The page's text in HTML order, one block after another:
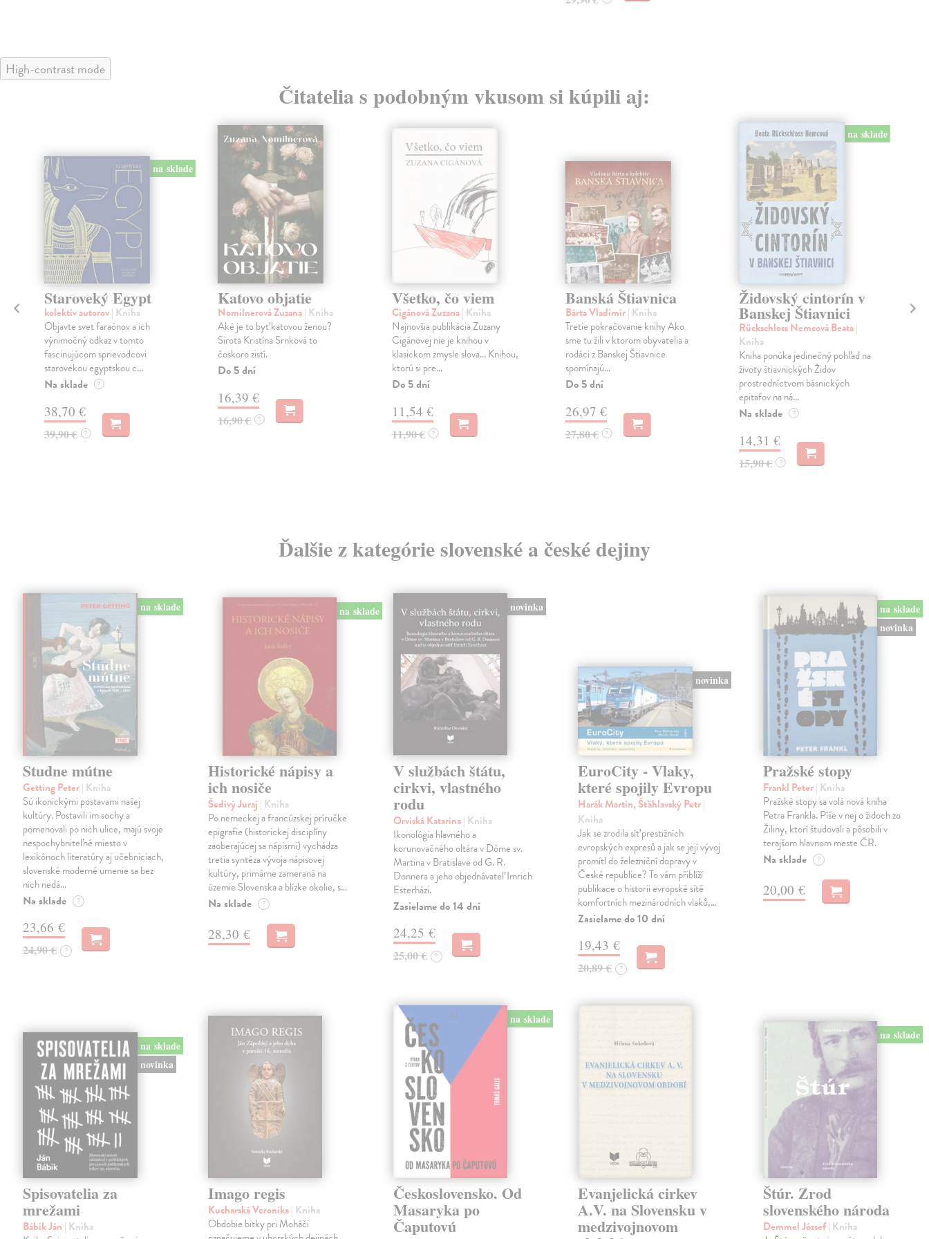
High-contrast mode
Čitatelia s podobným vkusom si kúpili aj:
na sklade
Staroveký Egypt
kolektív autorov| Kniha
Objavte svet faraónov a ich
výnimočný odkaz v tomto
fascinujúcom sprievodcovi
starovekou egyptskou c...
Na sklade ?
38,70 €
39,90 € ?
Katovo objatie
Nomilnerová Zuzana| Kniha
Aké je to byť katovou ženou?
Sirota Kristína Srnková to
čoskoro zistí.
Do 5 dní
16,39 €
16,90 € ?
Všetko, čo viem
Cigánová Zuzana| Kniha
Najnovšia publikácia Zuzany
Cigánovej nie je knihou v
klasickom zmysle slova... Knihou,
ktorú si pre...
Do 5 dní
11,54 €
11,90 € ?
Banská Štiavnica
Bárta Vladimír| Kniha
Tretie pokračovanie knihy Ako
sme tu žili v ktorom obyvatelia a
rodáci z Banskej Štiavnice
spomínajú...
Do 5 dní
26,97 €
27,80 € ?
na sklade
Židovský cintorín v
Banskej Štiavnici
Rückschloss Nemcová Beata|
Kniha
Kniha ponúka jedinečný pohľad na
životy štiavnických Židov
prostredníctvom básnických
epitafov na ná...
Na sklade ?
14,31 €
15,90 € ?
v
Ďalšie z kategórie slovenské a české dejiny
na sklade
Studne mútne
Getting Peter| Kniha
Sú ikonickými postavami našej
kultúry. Postavili im sochy a
pomenovali po nich ulice, majú svoje
nespochybniteľné miesto v
lexikónoch literatúry aj učebniciach,
slovenské moderné umenie sa bez
nich nedá…
Na sklade ?
23,66 €
24,90 € ?
na sklade
Historické nápisy a
ich nosiče
Šedivý Juraj | Kniha
Po nemeckej a francúzskej príručke
epigrafie (historickej disciplíny
zaoberajúcej sa nápismi) vychádza
tretia syntéza vývoja nápisovej
kultúry, primárne zameraná na
územie Slovenska a blízke okolie, s…
Na sklade ?
28,30 €
novinka
V službách štátu,
cirkvi, vlastného
rodu
Orviská Katarína| Kniha
Ikonológia hlavného a
korunovačného oltára v Dóme sv.
Martina v Bratislave od G. R.
Donnera a jeho objednávateľ Imrich
Esterházi.
Zasielame do 14 dní
24,25 €
25,00 € ?
novinka
EuroCity - Vlaky,
které spojily Evropu
Harák Martin, Šťáhlavský Petr|
Kniha
Jak se zrodila síť prestižních
evropských expresů a jak se její vývoj
promítl do železniční dopravy v
České republice? To vám přiblíží
publikace o historii evropské sítě
komfortních mezinárodních vlaků,…
Zasielame do 10 dní
19,43 €
20,89 € ?
na sklade
novinka
Pražské stopy
Frankl Peter| Kniha
Pražské stopy sa volá nová kniha
Petra Frankla. Píše v nej o židoch zo
Žiliny, ktorí študovali a pôsobili v
terajšom hlavnom meste ČR.
Na sklade ?
20,00 €
na sklade
novinka
Spisovatelia za
mrežami
Bábik Ján | Kniha
Imago regis
Kucharská Veronika| Kniha
Obdobie bitky pri Moháči
na sklade
Československo. Od
Masaryka po
Čaputovú
Evanjelická cirkev
A.V. na Slovensku v
medzivojnovom
na sklade
Štúr. Zrod
slovenského národa
Demmel József| Kniha